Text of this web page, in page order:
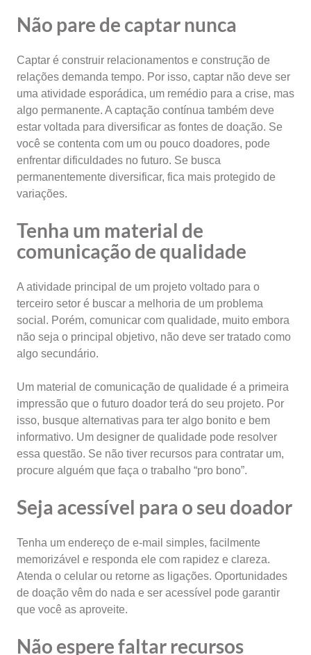
Não pare de captar nunca
Captar é construir relacionamentos e construção de
relações demanda tempo. Por isso, captar não deve ser
uma atividade esporádica, um remédio para a crise, mas
algo permanente. A captação contínua também deve
estar voltada para diversificar as fontes de doação. Se
você se contenta com um ou pouco doadores, pode
enfrentar dificuldades no futuro. Se busca
permanentemente diversificar, fica mais protegido de
variações.
Tenha um material de
comunicação de qualidade
A atividade principal de um projeto voltado para o
terceiro setor é buscar a melhoria de um problema
social. Porém, comunicar com qualidade, muito embora
não seja o principal objetivo, não deve ser tratado como
algo secundário.
Um material de comunicação de qualidade é a primeira
impressão que o futuro doador terá do seu projeto. Por
isso, busque alternativas para ter algo bonito e bem
informativo. Um designer de qualidade pode resolver
essa questão. Se não tiver recursos para contratar um,
procure alguém que faça o trabalho “pro bono”.
Seja acessível para o seu doador
Tenha um endereço de e-mail simples, facilmente
memorizável e responda ele com rapidez e clareza.
Atenda o celular ou retorne as ligações. Oportunidades
de doação vêm do nada e ser acessível pode garantir
que você as aproveite.
Não espere faltar recursos